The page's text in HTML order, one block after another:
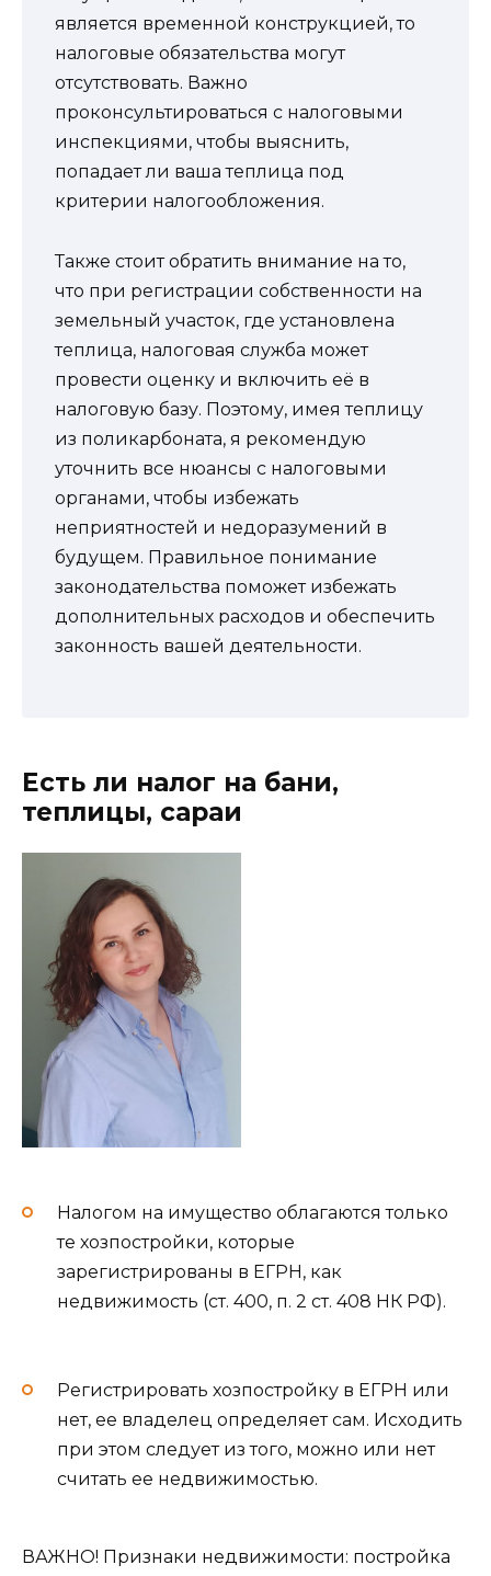
является временной конструкцией, то
налоговые обязательства могут
отсутствовать. Важно
проконсультироваться с налоговыми
инспекциями, чтобы выяснить,
попадает ли ваша теплица под
критерии налогообложения.
Также стоит обратить внимание на то,
что при регистрации собственности на
земельный участок, где установлена
теплица, налоговая служба может
провести оценку и включить её в
налоговую базу. Поэтому, имея теплицу
из поликарбоната, я рекомендую
уточнить все нюансы с налоговыми
органами, чтобы избежать
неприятностей и недоразумений в
будущем. Правильное понимание
законодательства поможет избежать
дополнительных расходов и обеспечить
законность вашей деятельности.
Есть ли налог на бани,
теплицы, сараи
Налогом на имущество облагаются только
те хозпостройки, которые
зарегистрированы в ЕГРН, как
недвижимость (ст. 400, п. 2 ст. 408 НК РФ).
Регистрировать хозпостройку в ЕГРН или
нет, ее владелец определяет сам. Исходить
при этом следует из того, можно или нет
считать ее недвижимостью.
ВАЖНО! Признаки недвижимости: постройка